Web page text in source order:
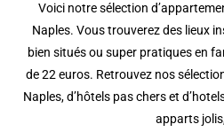
Voici notre sélection
Naples. Vous trouverez des lieux
bien situés ou super pratiques en
de 22 euros. Retrouvez nos
Naples, d’hôtels pas chers et
apparts